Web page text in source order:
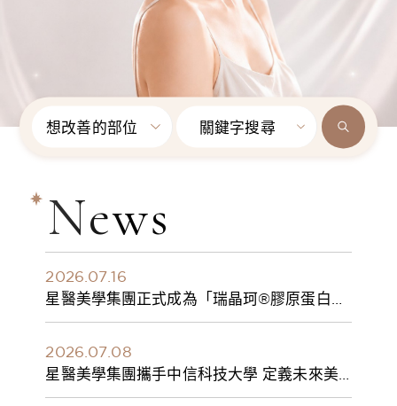
想改善的部位 關鍵字搜尋
News
2026.07.16
星醫美學集團正式成為「瑞晶珂®膠原蛋白植
入劑」台灣獨家總代理
2026.07.08
星醫美學集團攜手中信科技大學 定義未來美
學人才新標準 建構健康美學產學共育模式 串